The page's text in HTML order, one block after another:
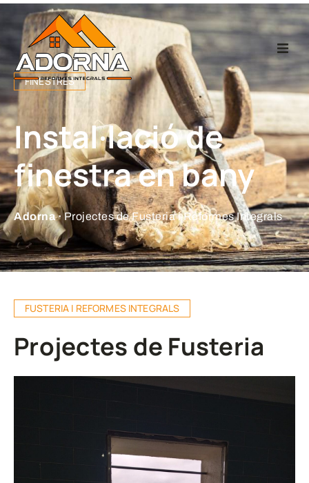
Home
Fusteria
Reformes
Projectes
Empresa
Contacte
FINESTRES
Instal·lació de
finestra en bany
Adorna ·Projectes de Fusteria i Reformes Integrals
FUSTERIA I REFORMES INTEGRALS
Projectes de Fusteria